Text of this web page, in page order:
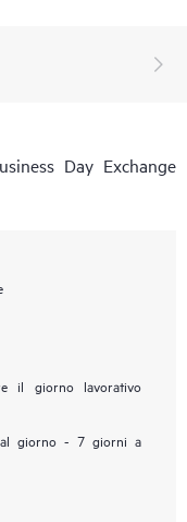
Day Exchange
il giorno lavorativo
giorno - 7 giorni a